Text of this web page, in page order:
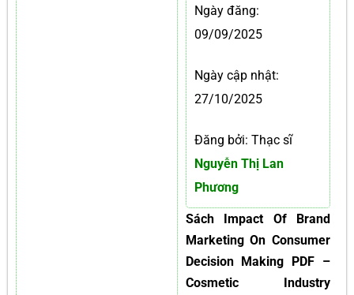
Ngày đăng:
09/09/2025
Ngày cập nhật:
27/10/2025
Đăng bởi: Thạc sĩ
Nguyễn Thị Lan
Phương
Sách Impact Of Brand
Marketing On Consumer
Decision Making PDF –
Cosmetic Industry